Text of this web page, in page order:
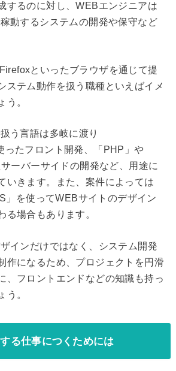
するのに対し、WEBエンジニアは
動するシステムの開発や保守など
といったブラウザを通じて提
ステム動作を扱う職種といえばイメ
う。
う言語は多岐に渡り
ったフロント開発、「PHP」や
サーバーサイドの開発など、用途に
いきます。また、案件によっては
」を使ってWEBサイトのデザイン
る場合もあります。
インだけではなく、システム開発
作になるため、プロジェクトを円滑
、フロントエンドなどの知識も持っ
う。
る仕事につくためには